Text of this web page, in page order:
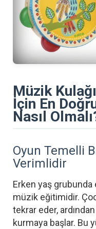
Müzik
İçin En
Nasıl
Oyun Temelli
Verimlidir
Erken yaş
müzik eğitimidir.
tekrar eder,
kurmaya başlar. Bu